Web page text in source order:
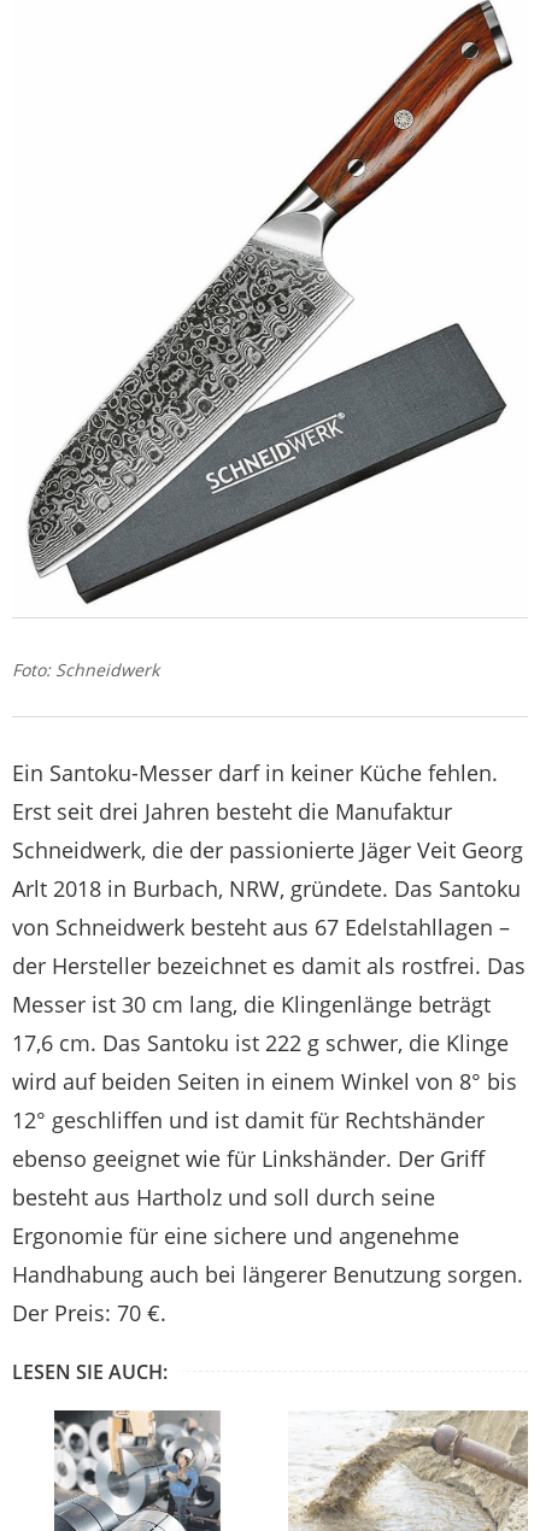
Foto: Schneidwerk
Ein Santoku-Messer darf in keiner Küche fehlen.
Erst seit drei Jahren besteht die Manufaktur
Schneidwerk, die der passionierte Jäger Veit Georg
Arlt 2018 in Burbach, NRW, gründete. Das Santoku
von Schneidwerk besteht aus 67 Edelstahl­lagen –
der Hersteller bezeichnet es damit als rostfrei. Das
Messer ist 30 cm lang, die Klingenlänge beträgt
17,6 cm. Das Santoku ist 222 g schwer, die Klinge
wird auf beiden Seiten in einem Winkel von 8° bis
12° geschliffen und ist damit für Rechtshänder
ebenso geeignet wie für Linkshänder. Der Griff
besteht aus Hartholz und soll durch seine
Ergonomie für eine sichere und angenehme
Handhabung auch bei längerer Benutzung sorgen.
Der Preis: 70 €.
LESEN SIE AUCH: